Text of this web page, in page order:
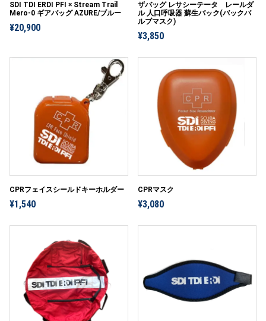
SDI TDI ERDI PFI × Stream Trail
Mero-0 ギアバッグ AZURE/ブルー
¥20,900
ザバッグ レサシーテータ レールダ
ル 人口呼吸器 蘇生バック(バックバ
ルブマスク)
¥3,850
CPRフェイスシールドキーホルダー
¥1,540
CPRマスク
¥3,080